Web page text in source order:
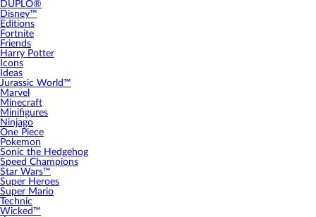
DUPLO®
Disney™
Editions
Fortnite
Friends
Harry Potter
Icons
Ideas
Jurassic World™
Marvel
Minecraft
Minifigures
Ninjago
One Piece
Pokemon
Sonic the Hedgehog
Speed Champions
Star Wars™
Super Heroes
Super Mario
Technic
Wicked™